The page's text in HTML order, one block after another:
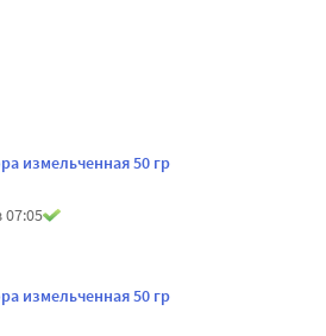
измельченная 50 гр
07:05
измельченная 50 гр